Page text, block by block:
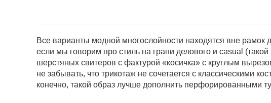
Все варианты модной многослойности находятся вне рамок
если мы говорим про стиль на грани делового и casual
шерстяных свитеров с фактурой «косичка» с круглым
не забывать, что трикотаж не сочетается с классическими
конечно, такой образ лучше дополнить перфорированными